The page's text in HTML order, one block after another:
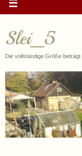
Slei_5
Die vollständige Größe beträgt